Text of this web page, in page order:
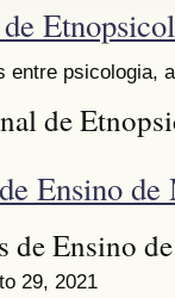
entre psicologia,
de
Ensino de
de Ensino
29, 2021